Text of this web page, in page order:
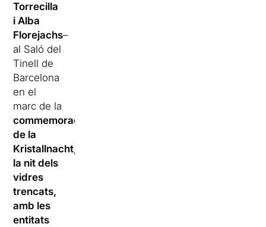
Torrecilla
i Alba
Florejachs–
al Saló del
Tinell de
Barcelona
en el
marc de la
commemoració
de la
Kristallnacht,
la nit dels
vidres
trencats,
amb les
entitats